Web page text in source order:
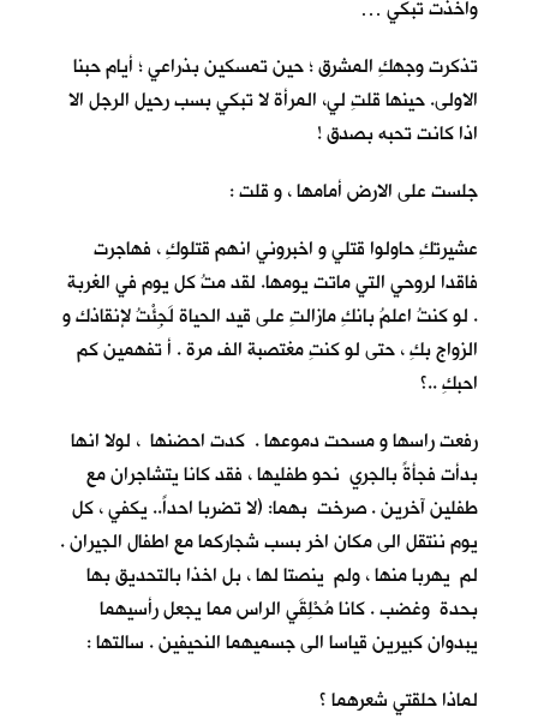
واخذت تبكي …
تذكرت وجهكِ المشرق ؛ حين تمسكين بذراعي ؛ أيام حبنا
الاولى. حينها قلتِ لي، المرأة لا تبكي بسب رحيل الرجل الا
اذا كانت تحبه بصدق !
جلست على الارض أمامها ، و قلت :
عشيرتكِ حاولوا قتلي و اخبروني انهم قتلوكِ ، فهاجرت
فاقدا لروحي التي ماتت يومها. لقد متُ كل يوم في الغربة
. لو كنتُ اعلمُ بانكِ مازالتِ على قيد الحياة لَجِئْتُ لإنقاذك و
الزواج بكِ ، حتى لو كنتِ مغتصبة الف مرة . أ تفهمين كم
احبكِ ..؟
رفعت راسها و مسحت دموعها . كدت احضنها ، لولا انها
بدأت فجأةً بالجري نحو طفليها ، فقد كانا يتشاجران مع
طفلين آخرين . صرخت بهما: (لا تضربا احداً.. يكفي ، كل
يوم ننتقل الى مكان اخر بسب شجاركما مع اطفال الجيران .
لم يهربا منها ، ولم ينصتا لها ، بل اخذا بالتحديق بها
بحدة وغضب . كانا مُحْلِقَي الراس مما يجعل رأسيهما
يبدوان كبيرين قياسا الى جسميهما النحيفين . سالتها :
لماذا حلقتي شعرهما ؟